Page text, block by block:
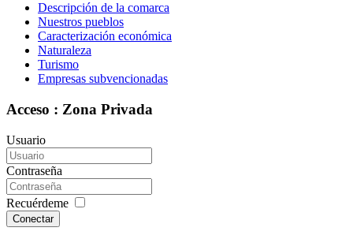
Descripción de la comarca
Nuestros pueblos
Caracterización económica
Naturaleza
Turismo
Empresas subvencionadas
Acceso : Zona Privada
Usuario
Contraseña
Recuérdeme
Conectar